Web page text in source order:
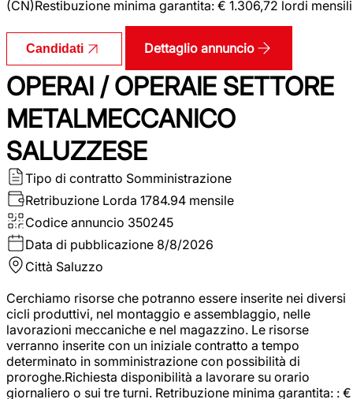
(CN)Restibuzione minima garantita: € 1.306,72 lordi mensili
Candidati Dettaglio annuncio
OPERAI / OPERAIE SETTORE
METALMECCANICO
SALUZZESE
Tipo di contratto Somministrazione
Retribuzione Lorda 1784.94 mensile
Codice annuncio 350245
Data di pubblicazione 8/8/2026
Città Saluzzo
Cerchiamo risorse che potranno essere inserite nei diversi
cicli produttivi, nel montaggio e assemblaggio, nelle
lavorazioni meccaniche e nel magazzino. Le risorse
verranno inserite con un iniziale contratto a tempo
determinato in somministrazione con possibilità di
proroghe.Richiesta disponibilità a lavorare su orario
giornaliero o sui tre turni. Retribuzione minima garantita: : €